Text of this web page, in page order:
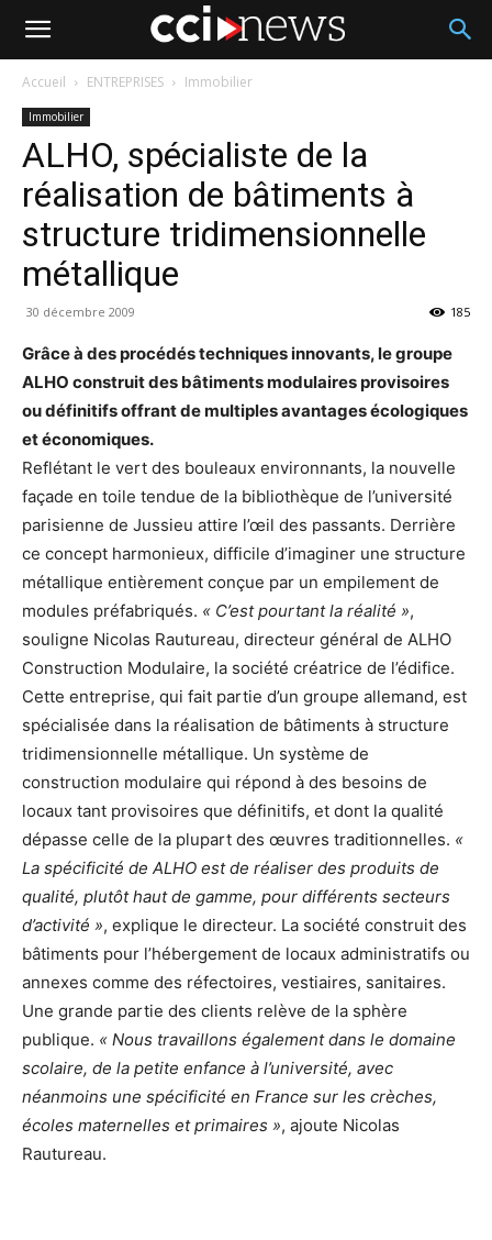
Accueil ENTREPRISES Immobilier
Immobilier
ALHO, spécialiste de la
réalisation de bâtiments à
structure tridimensionnelle
métallique
30 décembre 2009 185
Grâce à des procédés techniques innovants, le groupe
ALHO construit des bâtiments modulaires provisoires
ou définitifs offrant de multiples avantages écologiques
et économiques.
Reflétant le vert des bouleaux environnants, la nouvelle
façade en toile tendue de la bibliothèque de l’université
parisienne de Jussieu attire l’œil des passants. Derrière
ce concept harmonieux, difficile d’imaginer une structure
métallique entièrement conçue par un empilement de
modules préfabriqués. « C’est pourtant la réalité »,
souligne Nicolas Rautureau, directeur général de ALHO
Construction Modulaire, la société créatrice de l’édifice.
Cette entreprise, qui fait partie d’un groupe allemand, est
spécialisée dans la réalisation de bâtiments à structure
tridimensionnelle métallique. Un système de
construction modulaire qui répond à des besoins de
locaux tant provisoires que définitifs, et dont la qualité
dépasse celle de la plupart des œuvres traditionnelles. «
La spécificité de ALHO est de réaliser des produits de
qualité, plutôt haut de gamme, pour différents secteurs
d’activité », explique le directeur. La société construit des
bâtiments pour l’hébergement de locaux administratifs ou
annexes comme des réfectoires, vestiaires, sanitaires.
Une grande partie des clients relève de la sphère
publique. « Nous travaillons également dans le domaine
scolaire, de la petite enfance à l’université, avec
néanmoins une spécificité en France sur les crèches,
écoles maternelles et primaires », ajoute Nicolas
Rautureau.